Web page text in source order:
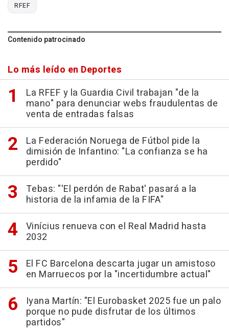
RFEF
Contenido patrocinado
Lo más leído en Deportes
La RFEF y la Guardia Civil trabajan "de la
mano" para denunciar webs fraudulentas de
venta de entradas falsas
La Federación Noruega de Fútbol pide la
dimisión de Infantino: "La confianza se ha
perdido"
Tebas: "'El perdón de Rabat' pasará a la
historia de la infamia de la FIFA"
Vinícius renueva con el Real Madrid hasta
2032
El FC Barcelona descarta jugar un amistoso
en Marruecos por la "incertidumbre actual"
Iyana Martín: "El Eurobasket 2025 fue un palo
porque no pude disfrutar de los últimos
partidos"